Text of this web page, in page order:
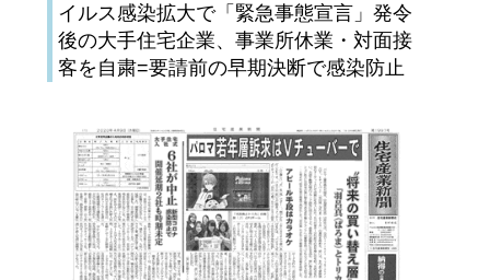
イルス感染拡大で「緊急事態宣言」発令
後の大手住宅企業、事業所休業・対面接
客を自粛=要請前の早期決断で感染防止